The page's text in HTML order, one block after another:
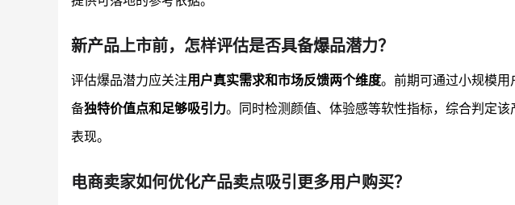
新产品上市前，怎样评估是否具备爆品潜力？
评估爆品潜力应关注用户真实需求和市场反馈两个维度。前期可通过小规模
备独特价值点和足够吸引力。同时检测颜值、体验感等软性指标，综合判定
表现。
电商卖家如何优化产品卖点吸引更多用户购买？